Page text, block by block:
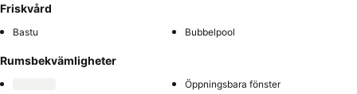
Friskvård
Bastu Bubbelpool
Rumsbekvämligheter
Öppningsbara fönster